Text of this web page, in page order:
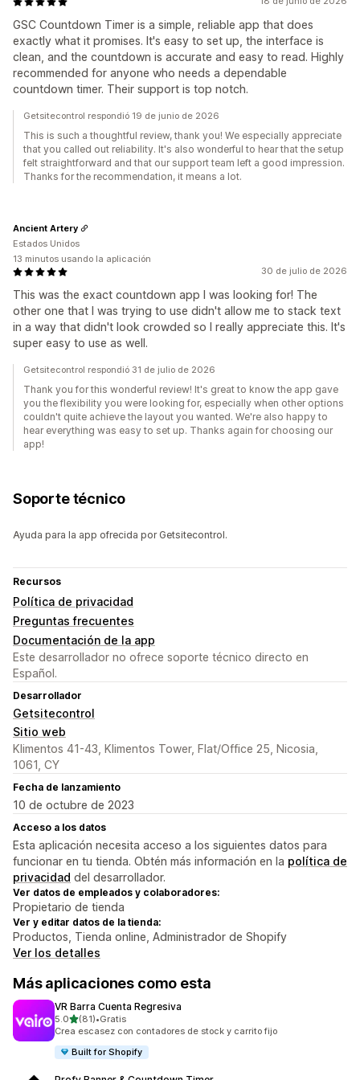
GSC Countdown Timer is a simple, reliable app that does
exactly what it promises. It's easy to set up, the interface is
clean, and the countdown is accurate and easy to read. Highly
recommended for anyone who needs a dependable
countdown timer. Their support is top notch.
Getsitecontrol respondió 19 de junio de 2026
This is such a thoughtful review, thank you! We especially appreciate
that you called out reliability. It's also wonderful to hear that the setup
felt straightforward and that our support team left a good impression.
Thanks for the recommendation, it means a lot.
30 de julio de 2026
This was the exact countdown app I was looking for! The
other one that I was trying to use didn't allow me to stack text
in a way that didn't look crowded so I really appreciate this. It's
super easy to use as well.
Ancient Artery
Estados Unidos
13 minutos usando la aplicación
Getsitecontrol respondió 31 de julio de 2026
Thank you for this wonderful review! It's great to know the app gave
you the flexibility you were looking for, especially when other options
couldn't quite achieve the layout you wanted. We're also happy to
hear everything was easy to set up. Thanks again for choosing our
app!
Soporte técnico
Ayuda para la app ofrecida por Getsitecontrol.
Recursos
Política de privacidad
Preguntas frecuentes
Documentación de la app
Este desarrollador no ofrece soporte técnico directo en
Español.
Desarrollador
Getsitecontrol
Sitio web
Klimentos 41-43, Klimentos Tower, Flat/Office 25, Nicosia,
1061, CY
Fecha de lanzamiento
10 de octubre de 2023
Acceso a los datos
Esta aplicación necesita acceso a los siguientes datos para
funcionar en tu tienda. Obtén más información en la política de
privacidad del desarrollador.
Ver datos de empleados y colaboradores:
Propietario de tienda
Ver y editar datos de la tienda:
Productos, Tienda online, Administrador de Shopify
Ver los detalles
Más aplicaciones como esta
VR Barra Cuenta Regresiva
5.0de 5 estrellas
(81)
81 reseñas en total
•Gratis
Crea escasez con contadores de stock y carrito fijo
Built for Shopify